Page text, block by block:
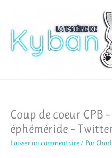
contenu
Coup de coeur CPB
éphéméride –
Laisser un commentaire / Par